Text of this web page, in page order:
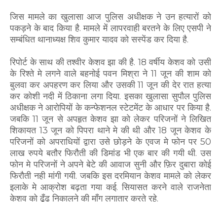
जिस मामले का खुलासा आज पुलिस अधीक्षक ने उन हत्यारों को
पकड़ने के बाद किया है. मामले में लापरवाही बरतने के लिए एसपी ने
सम्बंधित थानाध्यक्ष शिव कुमार यादव को सस्पेंड कर दिया है.
रिपोर्ट के साथ की तश्वीर केशव झा की है. 18 वर्षीय केशव को उसी
के रिश्ते मे लगने वाले बहनोई पवन मिश्रा ने 11 जून की शाम को
बुलवा कर अपहरण कर लिया और उसकी 11 जून की देर रात हत्या
कर कोशी नदी में ठिकाना लगा दिया. इसका खुलासा सुपौल पुलिस
अधीक्षक ने आरोपियों के कन्फेशनल स्टेटमेंट के आधार पर किया है.
जबकि 11 जून से अपहृत केशव झा को लेकर परिजनों ने लिखित
शिकायत 13 जून को पिपरा थाने मे की थी और 18 जून केशव के
परिजनों को अपराधियों द्वारा उसे छोड़ने के एवज मे फोन पर 50
लाख रुपये बतौर फिरौती की डिमांड भी एक बार की गयी थी. उस
फोन मे परिजनों ने अपने बेटे की आवाज सुनी और फ़िर दुबारा कोई
फिरौती नही मांगी गयी. जबकि इस दरमियान केशव मामले को लेकर
इलाके मे आक्रोश बढ़ता गया कई. सियासत करने वाले राजनेता
केशव को ढूँढ निकालने की माँग लगातार करते रहे.